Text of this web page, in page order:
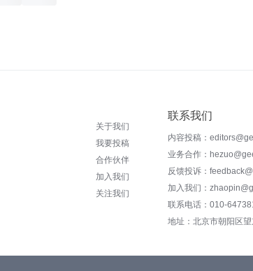
关于我们
我要投稿
合作伙伴
加入我们
关注我们
联系我们
内容投稿：
业务合作：
反馈投诉：
加入我们：
联系电话：010-
地址：北京市朝阳区